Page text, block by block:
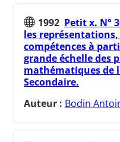
1992 Petit x. N°
les
compétences à
grande échelle des
mathématiques de
Secondaire.
Auteur : Bodin